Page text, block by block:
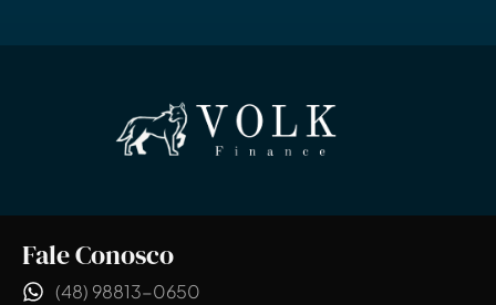
Fale Conosco
(48) 98813-0650